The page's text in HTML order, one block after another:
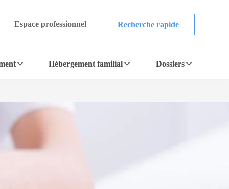
Espace professionnel Recherche rapide
Hébergement familial Dossiers